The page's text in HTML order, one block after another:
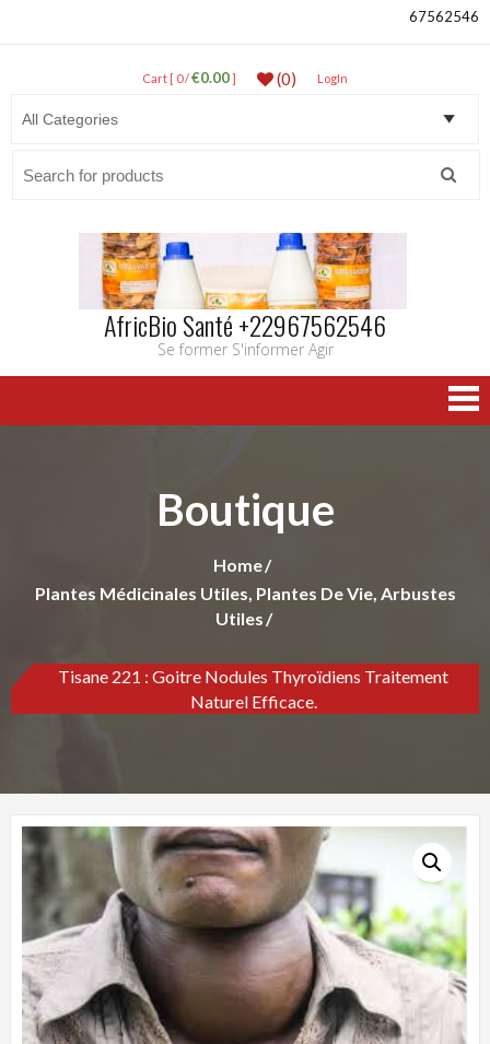
67562546
Cart [ 0 /€0.00] (0) LogIn
AfricBio Santé +22967562546
Se former S'informer Agir
Boutique
Home
Plantes Médicinales Utiles, Plantes De Vie, Arbustes
Utiles
Tisane 221 : Goitre Nodules Thyroïdiens Traitement
Naturel Efficace.